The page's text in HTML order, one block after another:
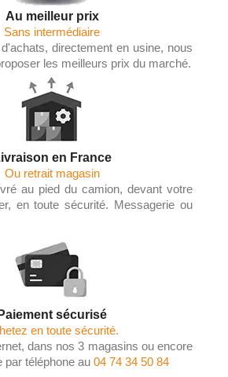
Au meilleur prix
Sans intermédiaire
directement en usine, nous
les meilleurs prix du marché.
en France
Ou retrait magasin
au pied du camion, devant votre
en toute sécurité. Messagerie ou
Paiement sécurisé
en toute sécurité.
dans nos 3 magasins ou encore
par téléphone au 04 74 34 50 84